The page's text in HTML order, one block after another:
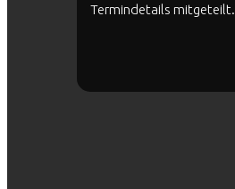
Termindetails mitgeteilt.